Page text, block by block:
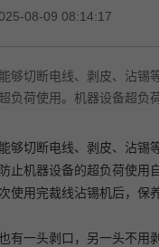
08-09 08:14:17
切断电线、剥皮、沾锡
荷使用。机器设备超负荷
够切断电线、剥皮、沾锡
止机器设备的超负荷使用
用完裁线沾锡机后，保
有一头剥口，另一头不用